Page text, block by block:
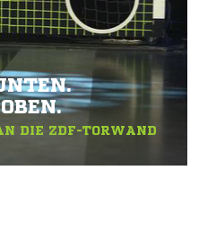
DIE ZDF-TORWAND